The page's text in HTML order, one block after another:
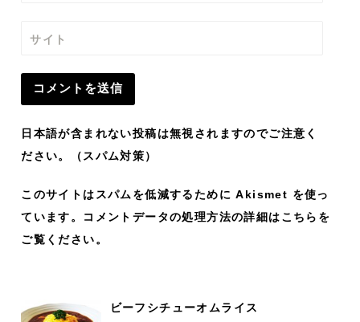
サイト
日本語が含まれない投稿は無視されますのでご注意く
ださい。（スパム対策）
このサイトはスパムを低減するために Akismet を使っ
ています。
コメントデータの処理方法の詳細はこちらを
ご覧ください。
ビーフシチューオムライス